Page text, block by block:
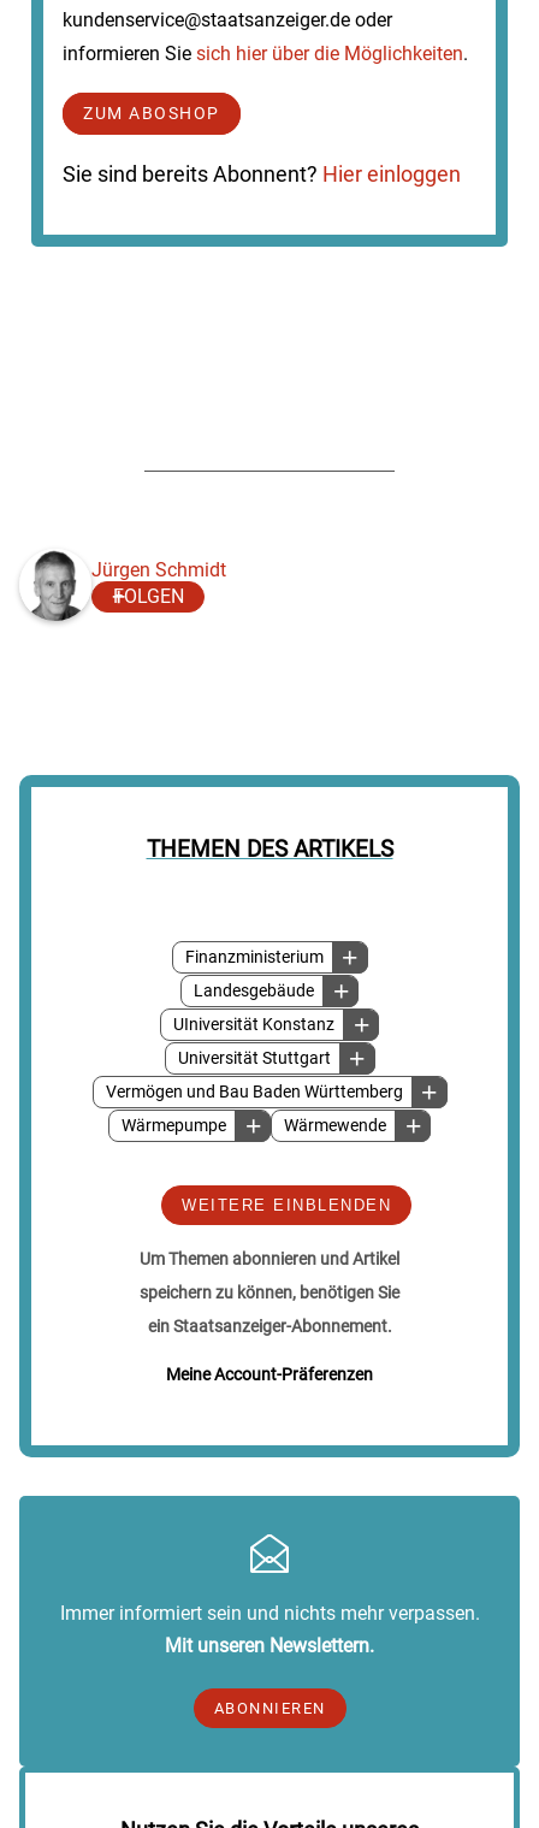
THEMEN DES ARTIKELS
Finanzministerium
Landesgebäude
UIniversität Konstanz
Universität Stuttgart
Vermögen und Bau Baden Württemberg
Wärmepumpe
Wärmewende
WEITERE EINBLENDEN
Um Themen abonnieren und Artikel
speichern zu können, benötigen Sie
ein Staatsanzeiger-Abonnement.
Meine Account-Präferenzen
kundenservice@staatsanzeiger.de oder
informieren Sie sich hier über die Möglichkeiten.
ZUM ABOSHOP
Sie sind bereits Abonnent? Hier einloggen
Jürgen Schmidt
FOLGEN
Immer informiert sein und nichts mehr verpassen.
Mit unseren Newslettern.
ABONNIEREN